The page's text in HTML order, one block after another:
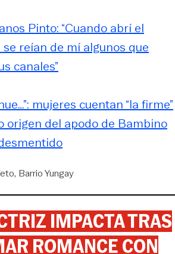
Pinto: “Cuando abrí el
se reían de mí algunos que
canales”
mujeres cuentan “la firme”
origen del apodo de Bambino
Barrio Yungay
IMPACTA TRAS
ROMANCE CON